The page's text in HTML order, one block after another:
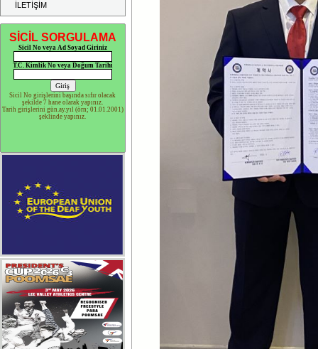
İLETİŞİM
SİCİL SORGULAMA
Sicil No veya Ad Soyad Giriniz
T.C. Kimlik No veya Doğum Tarihi
Sicil No girişlerini başında sıfır olacak
şekilde 7 hane olarak yapınız.
Tarih girişlerini gün.ay.yıl (örn; 01.01.2001)
şeklinde yapınız.